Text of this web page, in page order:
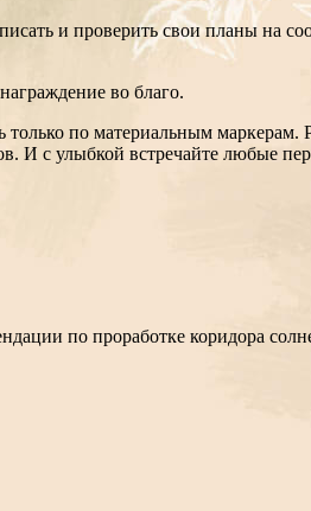
и проверить свои планы на
во благо.
по материальным маркерам.
И с улыбкой встречайте любые
по проработке коридора